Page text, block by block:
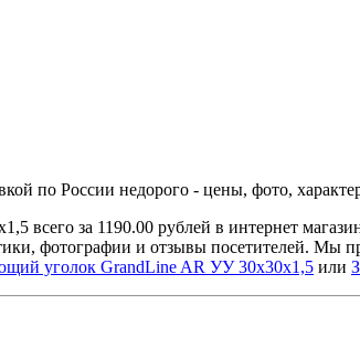
по России недорого - цены, фото,
всего за 1190.00 рублей в интернет
фотографии и отзывы посетителей. Мы
уголок GrandLine AR УУ 30х30х1,5 или